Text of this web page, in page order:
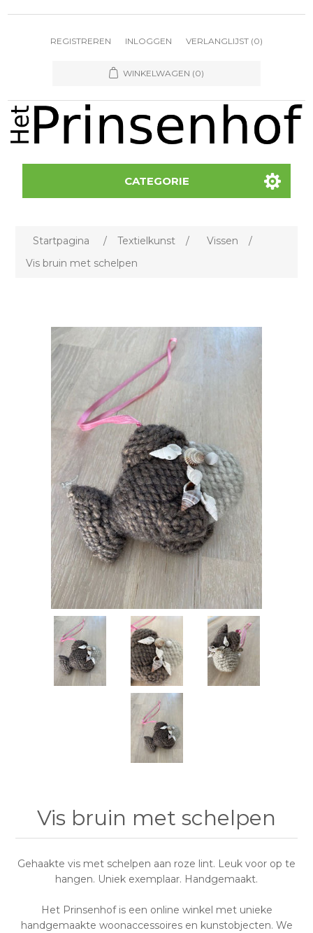
REGISTREREN INLOGGEN VERLANGLIJST (0)
WINKELWAGEN (0)
CATEGORIE
Startpagina / Textielkunst / Vissen
/
Vis bruin met schelpen
Vis bruin met schelpen
Gehaakte vis met schelpen aan roze lint. Leuk voor op te
hangen. Uniek exemplaar. Handgemaakt.
Het Prinsenhof is een online winkel met unieke
handgemaakte woonaccessoires en kunstobjecten. We